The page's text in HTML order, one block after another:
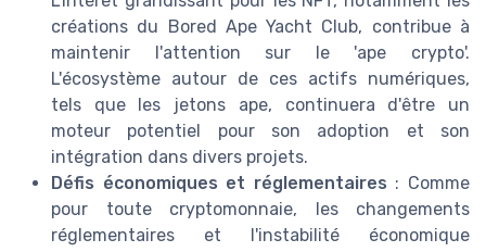
créations du Bored Ape Yacht Club, contribue à
maintenir l'attention sur le 'ape crypto'.
L'écosystème autour de ces actifs numériques,
tels que les jetons ape, continuera d'être un
moteur potentiel pour son adoption et son
intégration dans divers projets.
Défis économiques et réglementaires : Comme
pour toute cryptomonnaie, les changements
réglementaires et l'instabilité économique